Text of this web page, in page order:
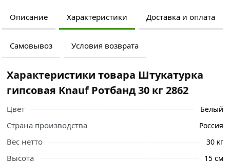
Описание Характеристики Доставка и оплата
Самовывоз Условия возврата
Характеристики товара Штукатурка
гипсовая Knauf Ротбанд 30 кг 2862
Цвет Белый
Страна производства Россия
Вес нетто 30 кг
Высота 15 см